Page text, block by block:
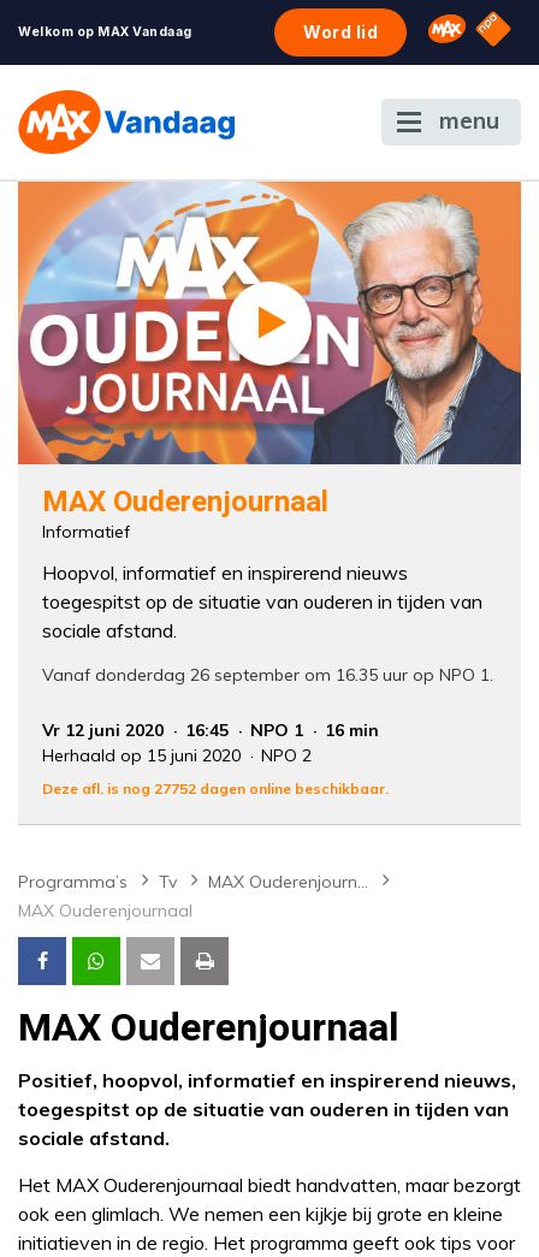
Welkom op MAX Vandaag Word lid Omroep
NPO
menu
MAX Ouderenjournaal
Informatief
Hoopvol, informatief en inspirerend nieuws
toegespitst op de situatie van ouderen in tijden van
sociale afstand.
Vanaf donderdag 26 september om 16.35 uur op NPO 1.
Vr 12 juni 2020 16:45 NPO 1
16 min
Herhaald op 15 juni 2020
NPO 2
Deze afl. is nog 27752 dagen online beschikbaar.
Programma’s Tv
MAX Ouderenjournaal
MAX Ouderenjournaal
MAX Ouderenjournaal
Positief, hoopvol, informatief en inspirerend nieuws,
toegespitst op de situatie van ouderen in tijden van
sociale afstand.
Het MAX Ouderenjournaal biedt handvatten, maar bezorgt
ook een glimlach. We nemen een kijkje bij grote en kleine
initiatieven in de regio. Het programma geeft ook tips voor